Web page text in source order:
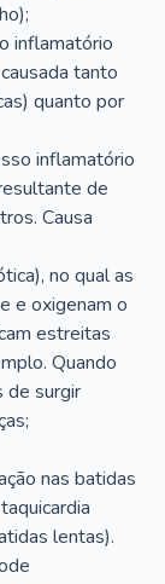
inflamatório
tanto
quanto por
inflamatório
de
Causa
no qual as
e oxigenam o
estreitas
Quando
de surgir
nas batidas
lentas).